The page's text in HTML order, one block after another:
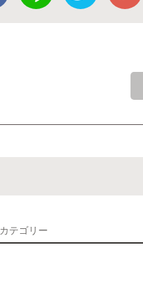
カテゴリー